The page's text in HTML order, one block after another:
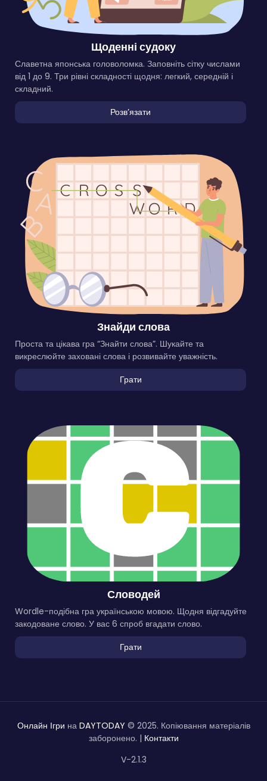
Щоденні судоку
Славетна японська головоломка. Заповніть сітку числами
від 1 до 9. Три рівні складності щодня: легкий, середній і
складний.
Розвʼязати
Знайди слова
Проста та цікава гра “Знайти слова”. Шукайте та
викреслюйте заховані слова і розвивайте уважність.
Грати
Словодей
Wordle-подібна гра українською мовою. Щодня відгадуйте
закодоване слово. У вас 6 спроб вгадати слово.
Грати
Онлайн Ігри на DAYTODAY © 2025. Копіювання матеріалів
заборонено. | Контакти
V-2.1.3